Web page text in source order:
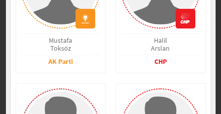
Mustafa
Toksöz
AK Parti
Halil
Arslan
CHP